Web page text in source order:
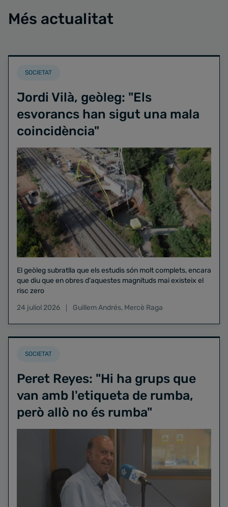
Més actualitat
SOCIETAT
Jordi Vilà, geòleg: "Els
esvorancs han sigut una mala
coincidència"
El geòleg subratlla que els estudis són molt complets, encara
que diu que en obres d'aquestes magnituds mai existeix el
risc zero
24 juliol 2026
Guillem Andrés, Mercè Raga
SOCIETAT
Peret Reyes: "Hi ha grups que
van amb l'etiqueta de rumba,
però allò no és rumba"